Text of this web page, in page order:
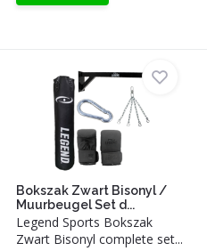
Bokszak Zwart Bisonyl /
Muurbeugel Set d...
Legend Sports Bokszak
Zwart Bisonyl complete set...